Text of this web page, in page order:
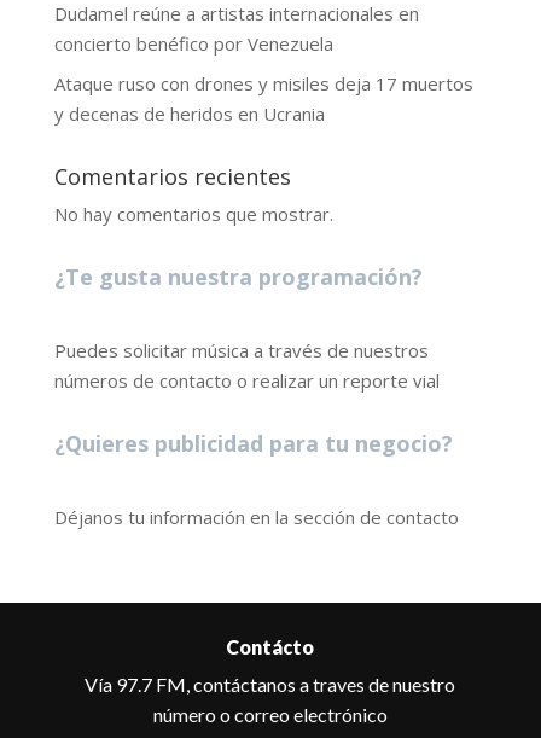
Dudamel reúne a artistas internacionales en
concierto benéfico por Venezuela
Ataque ruso con drones y misiles deja 17 muertos
y decenas de heridos en Ucrania
Comentarios recientes
No hay comentarios que mostrar.
¿Te gusta nuestra programación?
Puedes solicitar música a través de nuestros
números de contacto o realizar un reporte vial
¿Quieres publicidad para tu negocio?
Déjanos tu información en la sección de contacto
Contácto
Vía 97.7 FM, contáctanos a traves de nuestro
número o correo electrónico